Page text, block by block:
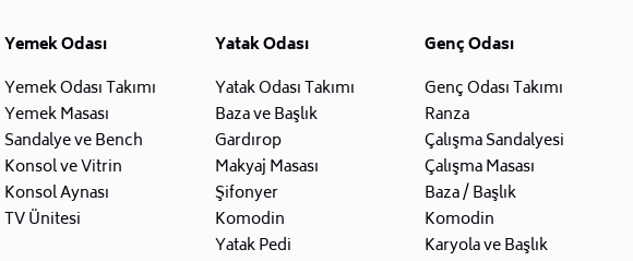
Yemek Odası
Yemek Odası Takımı
Yemek Masası
Sandalye ve Bench
Konsol ve Vitrin
Konsol Aynası
TV Ünitesi
Yatak Odası
Yatak Odası Takımı
Baza ve Başlık
Gardırop
Makyaj Masası
Şifonyer
Komodin
Yatak Pedi
Genç Odası
Genç Odası Takımı
Ranza
Çalışma Sandalyesi
Çalışma Masası
Baza / Başlık
Komodin
Karyola ve Başlık